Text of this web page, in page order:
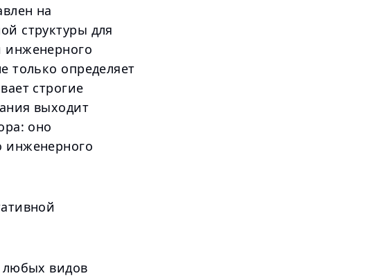
на
структуры для
инженерного
только определяет
строгие
выходит
оно
инженерного
любых видов